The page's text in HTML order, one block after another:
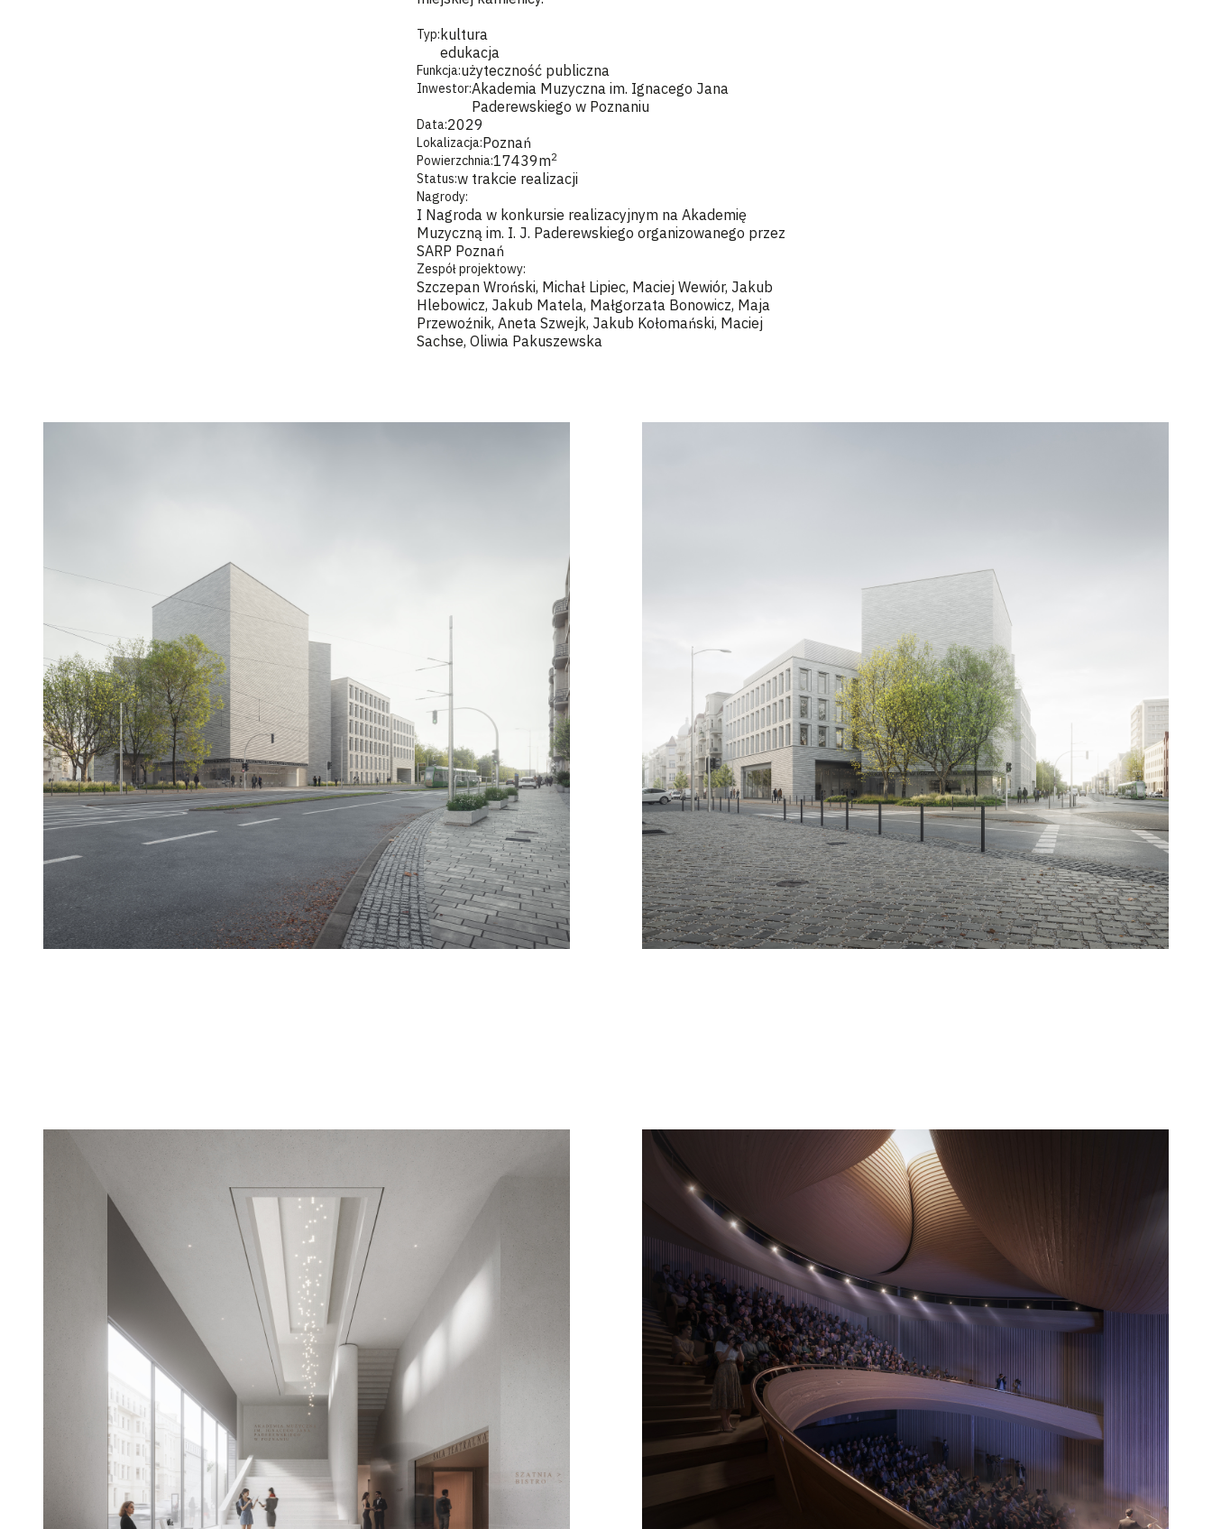
Typ: kultura
edukacja
Funkcja:użyteczność publiczna
Inwestor:Akademia Muzyczna im. Ignacego Jana
Paderewskiego w Poznaniu
Data:2029
Lokalizacja:Poznań
Powierzchnia:17439m2
Status:w trakcie realizacji
Nagrody:
I Nagroda w konkursie realizacyjnym na Akademię
Muzyczną im. I. J. Paderewskiego organizowanego przez
SARP Poznań
Zespół projektowy:
Szczepan Wroński, Michał Lipiec, Maciej Wewiór, Jakub
Hlebowicz, Jakub Matela, Małgorzata Bonowicz, Maja
Przewoźnik, Aneta Szwejk, Jakub Kołomański, Maciej
Sachse, Oliwia Pakuszewska